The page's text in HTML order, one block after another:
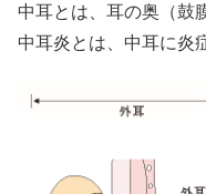
中耳とは、耳の奥（鼓
中耳炎とは、中耳に炎